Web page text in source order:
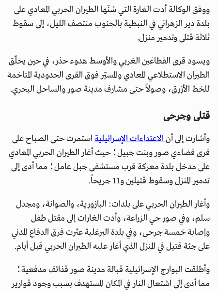
ووفق الوكالة أدت الغارة التي شنّها الطيران الحربي المعادي على
بلدة دير الزهراني في النبطية بالجنوب منتصف الليل، إلى سقوط
ثلاثة قتلى وتدمير منزل.
ويسود قرى القطاعَين الغربي والأوسط هدوء حذر، في حين يحلّق
الطيران الاستطلاعي المعادي والمسيّر فوق القرى الحدودية المتاخمة
للخط الأزرق، وصولاً حتى مشارف مدينة صور والساحل البحري.
قتلى وجرحى
وأشارت إلى أنالاعتداءات الإسرائيلية استمرت حتى الصباح على
قرى قضاءي صور وبنت جبيل؛ حيث أغار الطيران الحربي المعادي
على مدخل بلدة معركة قرب مستشفى جبل عامل؛ مما أدى إلى
تدمير المنزل وسقوط قتيلين و11 جريحاً.
وأغار الطيران الحربي على بلدات: البازورية، والصوانة، ومجدل
سلم، وفي صور حي الزراعة، وأدت الغارات إلى مقتل طفل
وإصابة خمسة جرحى، وفي بلدة البرغلية عثرت فرق الدفاع المدني
على جثة قتيل في المنزل الذي أغار عليه الطيران الحربي قبل أيام.
وأطلقت البوارج الإسرائيلية قبالة مدينة صور قذائف مدفعية؛
مما أدى إلى اشتعال النار في المكان المستهدف بسبب وجود قوارير